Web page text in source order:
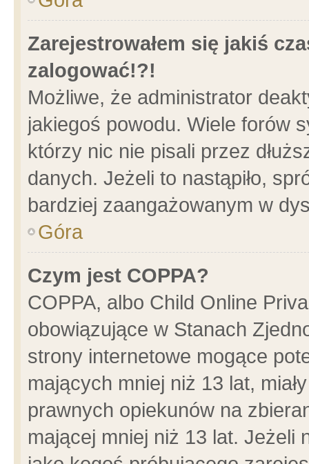
Zarejestrowałem się jakiś
zalogować!?!
Możliwe, że administrator
jakiegoś powodu. Wiele forów
którzy nic nie pisali przez
danych. Jeżeli to nastąpiło,
bardziej zaangażowanym w
Góra
Czym jest COPPA?
COPPA, albo Child Online
obowiązujące w Stanach
strony internetowe mogące
mających mniej niż 13 lat,
prawnych opiekunów na
mającej mniej niż 13 lat. Jeżeli